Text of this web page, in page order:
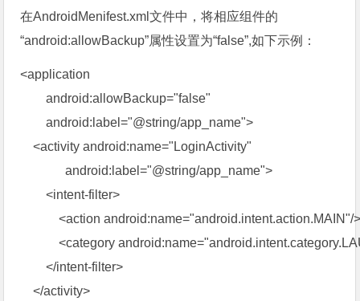
在AndroidMenifest.xml文件中，将相应组件的
“android:allowBackup”属性设置为“false”,如下示例：
<application
android:allowBackup="false"
android:label="@string/app_name">
<activity android:name="LoginActivity"
android:label="@string/app_name">
<intent-filter>
<action android:name="android.intent.action.MAIN"/
<category
</intent-filter>
</activity>